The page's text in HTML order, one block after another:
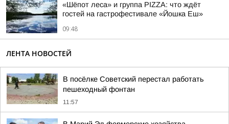
«Шёпот леса» и группа PIZZA: что ждёт
гостей на гастрофестивале «Йошка Еш»
09:48
ЛЕНТА НОВОСТЕЙ
В посёлке Советский перестал работать
пешеходный фонтан
11:57